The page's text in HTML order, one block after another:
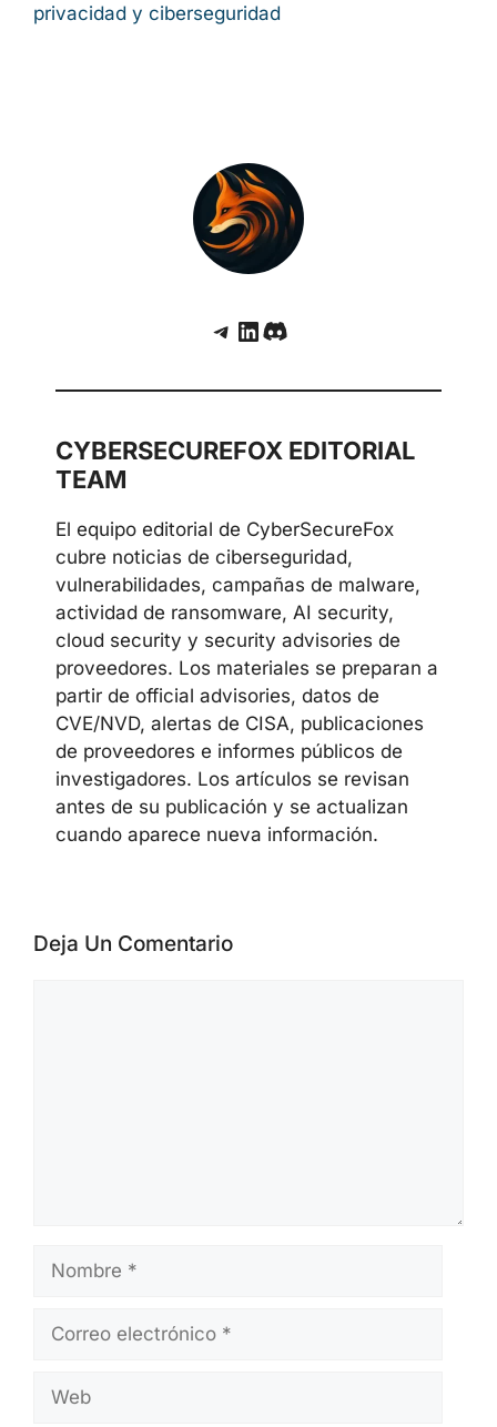
privacidad y ciberseguridad
Telegram
LinkedIn
Discord
CYBERSECUREFOX EDITORIAL
TEAM
El equipo editorial de CyberSecureFox
cubre noticias de ciberseguridad,
vulnerabilidades, campañas de malware,
actividad de ransomware, AI security,
cloud security y security advisories de
proveedores. Los materiales se preparan a
partir de official advisories, datos de
CVE/NVD, alertas de CISA, publicaciones
de proveedores e informes públicos de
investigadores. Los artículos se revisan
antes de su publicación y se actualizan
cuando aparece nueva información.
Deja Un Comentario
Nombre
Correo
Web